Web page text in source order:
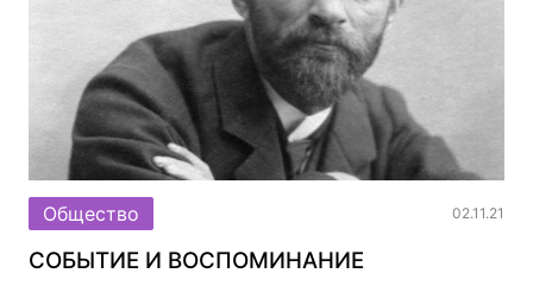
Общество 02.11.21
СОБЫТИЕ И ВОСПОМИНАНИЕ